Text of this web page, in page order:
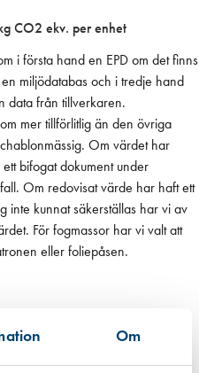
Om
CO2 ekv. per enhet
i första hand en EPD om det finns
miljödatabas och i tredje hand
data från tillverkaren.
mer tillförlitlig än den övriga
Om värdet har
bifogat dokument under
Om redovisat värde har haft ett
inte kunnat säkerställas har vi av
För fogmassor har vi valt att
eller foliepåsen.